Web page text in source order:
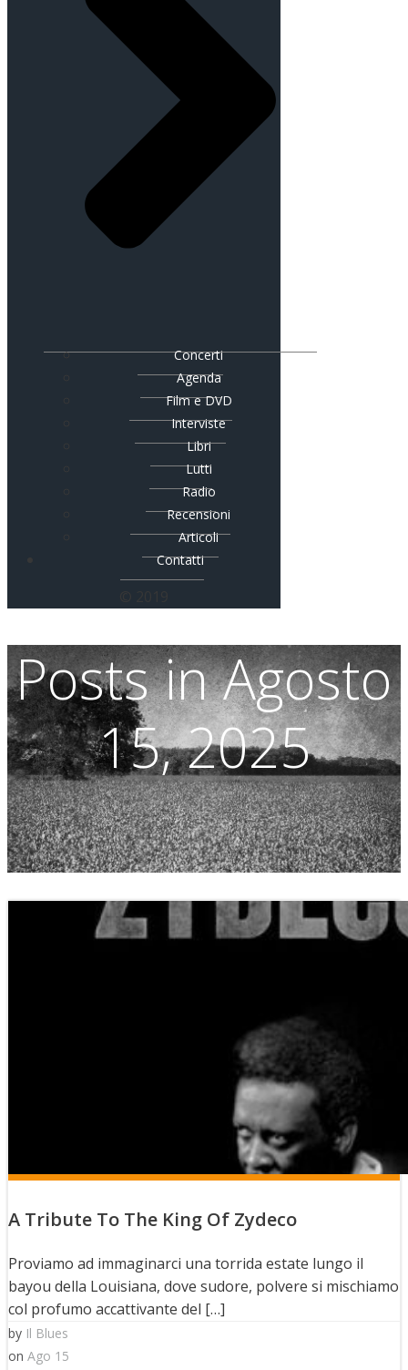
Concerti
Agenda
Film e DVD
Interviste
Libri
Lutti
Radio
Recensioni
Articoli
Contatti
Posts in Agosto
15, 2025
A Tribute To The King Of Zydeco
Proviamo ad immaginarci una torrida estate lungo il
bayou della Louisiana, dove sudore, polvere si mischiamo
col profumo accattivante del […]
by Il Blues
on Ago 15